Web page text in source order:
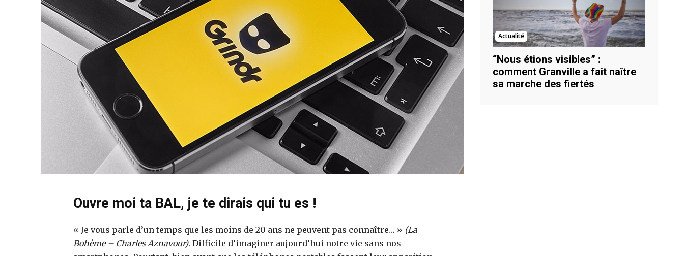
Ouvre moi ta BAL, je te dirais qui tu es !
« Je vous parle d’un temps que les moins de 20 ans ne peuvent pas connaître… » (La
Bohème – Charles Aznavour). Difficile d’imaginer aujourd’hui notre vie sans nos
Actualité
“Nous étions visibles” :
comment Granville a fait naître
sa marche des fiertés